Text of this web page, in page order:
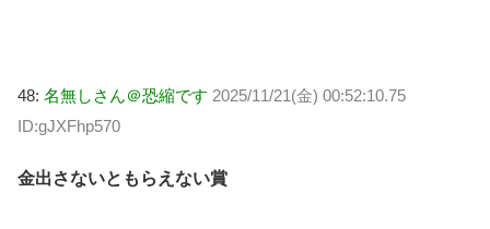
48: 名無しさん＠恐縮です 2025/11/21(金) 00:52:10.75
ID:gJXFhp570
金出さないともらえない賞